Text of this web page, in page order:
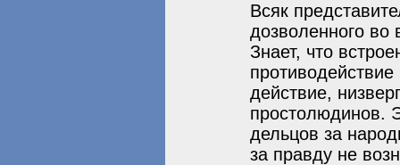
Всяк
дозволенного во
Знает, что
действие,
простолюдинов.
дельцов за
за правду не